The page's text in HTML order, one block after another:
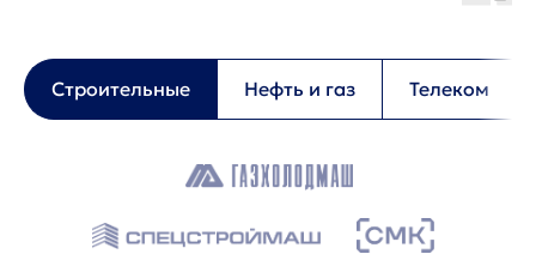
Строительные Нефть и газ Телеком